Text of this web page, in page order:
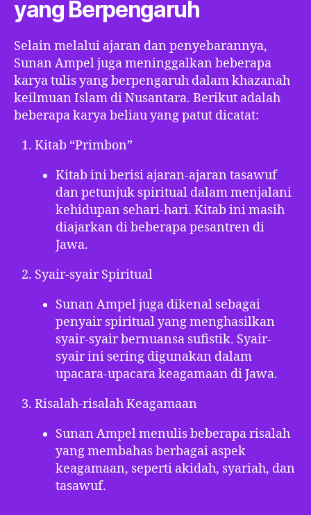
yang Berpengaruh
Selain melalui ajaran dan penyebarannya,
Sunan Ampel juga meninggalkan beberapa
karya tulis yang berpengaruh dalam khazanah
keilmuan Islam di Nusantara. Berikut adalah
beberapa karya beliau yang patut dicatat:
Kitab “Primbon”
Kitab ini berisi ajaran-ajaran tasawuf
dan petunjuk spiritual dalam menjalani
kehidupan sehari-hari. Kitab ini masih
diajarkan di beberapa pesantren di
Jawa.
Syair-syair Spiritual
Sunan Ampel juga dikenal sebagai
penyair spiritual yang menghasilkan
syair-syair bernuansa sufistik. Syair-
syair ini sering digunakan dalam
upacara-upacara keagamaan di Jawa.
Risalah-risalah Keagamaan
Sunan Ampel menulis beberapa risalah
yang membahas berbagai aspek
keagamaan, seperti akidah, syariah, dan
tasawuf.